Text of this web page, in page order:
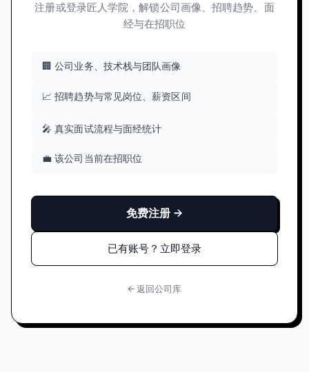
注册或登录匠人学院，解锁公司画像、招聘趋势、面
经与在招职位
🏢 公司业务、技术栈与团队画像
📈 招聘趋势与常见岗位、薪资区间
🎤 真实面试流程与面经统计
💼 该公司当前在招职位
免费注册 →
已有账号？立即登录
← 返回公司库